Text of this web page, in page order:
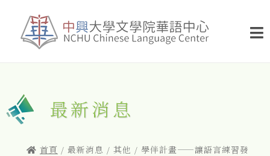
最新消息
首頁 / 最新消息 / 其他 / 學伴計畫——讓語言練習發